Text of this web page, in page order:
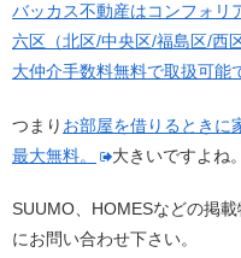
バッカス不動産はコンフォリ
六区（北区/中央区/福島区/西
大仲介手数料無料で取扱可能
つまり お部屋を借りるときに
最大無料。
大きいですよね。
SUUMO、HOMESなどの掲
にお問い合わせ下さい。